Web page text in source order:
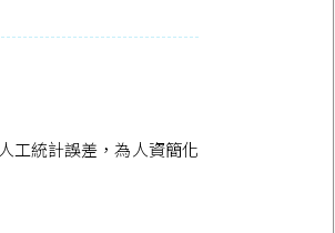
工統計誤差，為人資簡化